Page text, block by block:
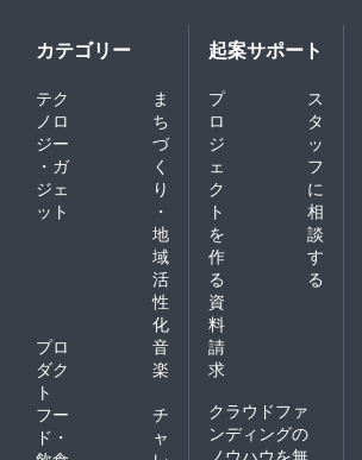
カテゴリー
テク
ノロ
ジー
・ガ
ジェ
ット
ま
ち
づ
く
り
・
地
域
活
性
化
プロ
ダク
ト
音
楽
フー
ド・
チ
ャ
起案サポート
プ
ロ
ジ
ェ
ク
ト
を
作
る
ス
タ
ッ
フ
に
相
談
す
る
資
料
請
求
クラウドファ
ンディングの
ノウハウを無